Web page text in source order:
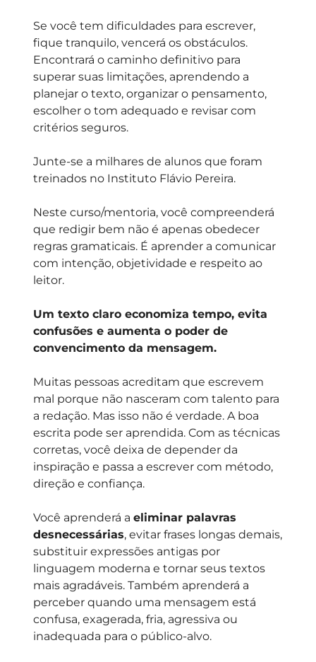
Se você tem dificuldades para escrever,
fique tranquilo, vencerá os obstáculos.
Encontrará o caminho definitivo para
superar suas limitações, aprendendo a
planejar o texto, organizar o pensamento,
escolher o tom adequado e revisar com
critérios seguros.
Junte-se a milhares de alunos que foram
treinados no Instituto Flávio Pereira.
Neste curso/mentoria, você compreenderá
que redigir bem não é apenas obedecer
regras gramaticais. É aprender a comunicar
com intenção, objetividade e respeito ao
leitor.
Um texto claro economiza tempo, evita
confusões e aumenta o poder de
convencimento da mensagem.
Muitas pessoas acreditam que escrevem
mal porque não nasceram com talento para
a redação. Mas isso não é verdade. A boa
escrita pode ser aprendida. Com as técnicas
corretas, você deixa de depender da
inspiração e passa a escrever com método,
direção e confiança.
Você aprenderá a eliminar palavras
desnecessárias, evitar frases longas demais,
substituir expressões antigas por
linguagem moderna e tornar seus textos
mais agradáveis. Também aprenderá a
perceber quando uma mensagem está
confusa, exagerada, fria, agressiva ou
inadequada para o público-alvo.